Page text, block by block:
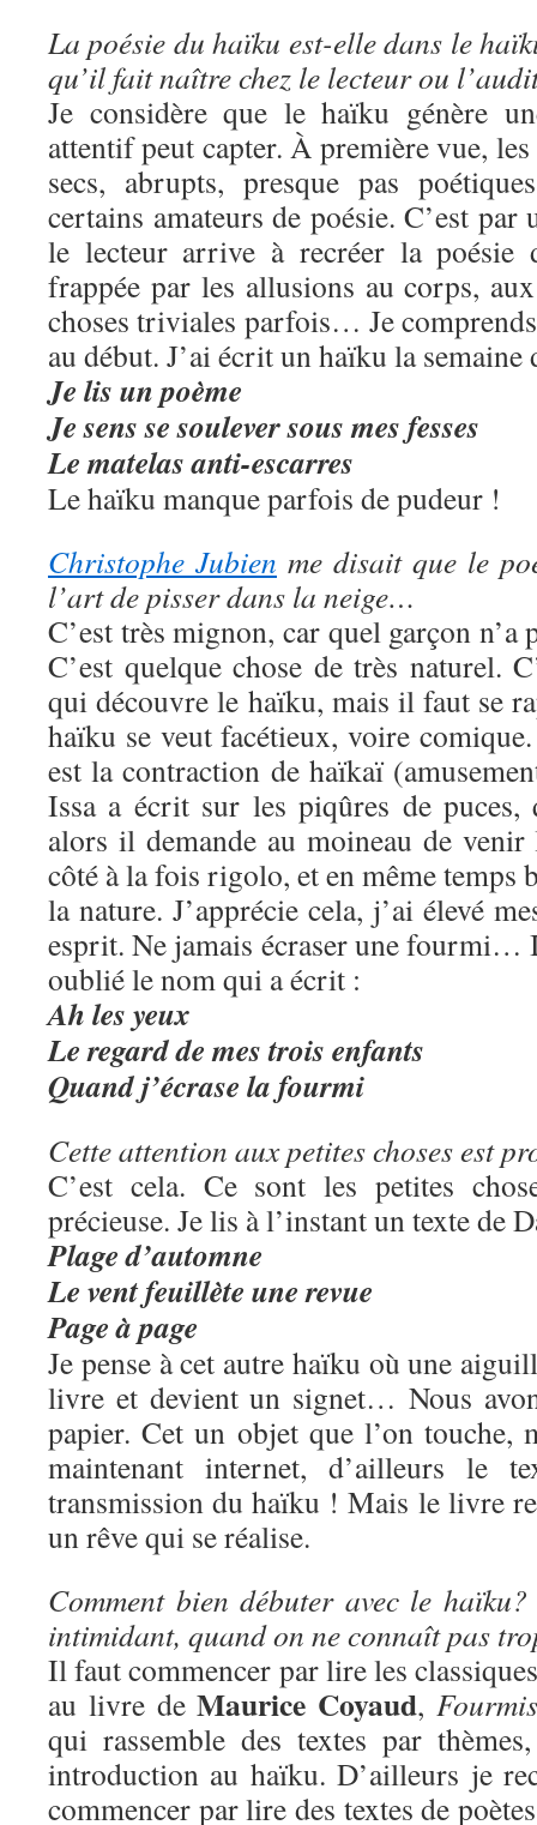
La poésie du haïku est-elle dans le
qu’il fait naître chez le lecteur ou
Je considère que le haïku génère
attentif peut capter. À première vue,
secs, abrupts, presque pas
certains amateurs de poésie. C’est par
le lecteur arrive à recréer la poésie
frappée par les allusions au corps,
choses triviales parfois… Je
au début. J’ai écrit un haïku la
Je lis un poème
Je sensse souleversous mes fesses
Le matelas anti-escarres
Le haïku manque parfois de pudeur !
Christophe Jubien me disait que le
l’art de pisser dans la neige…
C’est très mignon, car quel garçon n’a
C’est quelque chose de très naturel.
qui découvre le haïku, mais il faut se
haïku se veut facétieux, voire
est la contraction de haïkaï
Issa a écrit sur les piqûres de puces,
alors il demande au moineau de
côté à la fois rigolo, et en même temps
la nature. J’apprécie cela, j’ai élevé
esprit. Ne jamais écraser une fourmi…
oublié le nom qui a écrit :
Ah les yeux
Le regard de mes trois enfants
Quand j’écrase la fourmi
Cette attention aux petites choses est
C’est cela. Ce sont les petites
précieuse. Je lis à l’instant un texte de
Plage d’automne
Le vent feuillète une revue
Page à page
Je pense à cet autre haïku où une
livre et devient un signet… Nous
papier. Cet un objet que l’on touche,
maintenant internet, d’ailleurs le
transmission du haïku ! Mais le livre
un rêve qui se réalise.
Comment bien débuter avec le
intimidant, quand on ne connaît pas
Il faut commencer par lire les
au livre deMaurice Coyaud,
qui rassemble des textes par
introduction au haïku. D’ailleurs je
commencer par lire des textes de